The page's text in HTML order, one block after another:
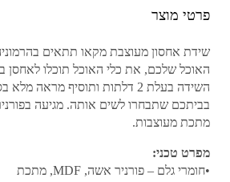
פרטי מוצר
שידת אחסון מעוצבת מקאו תתאים
האוכל שלכם, את כלי האוכל תוכלו לאחסן
השידה בעלת 2 דלתות ותוסיף
בביתכם שתבחרו לשים אותה. מגיעה
מתכת מעוצבות.
מפרט טכני:
•חומרי גלם – פורניר אשה, MDF, מתכת